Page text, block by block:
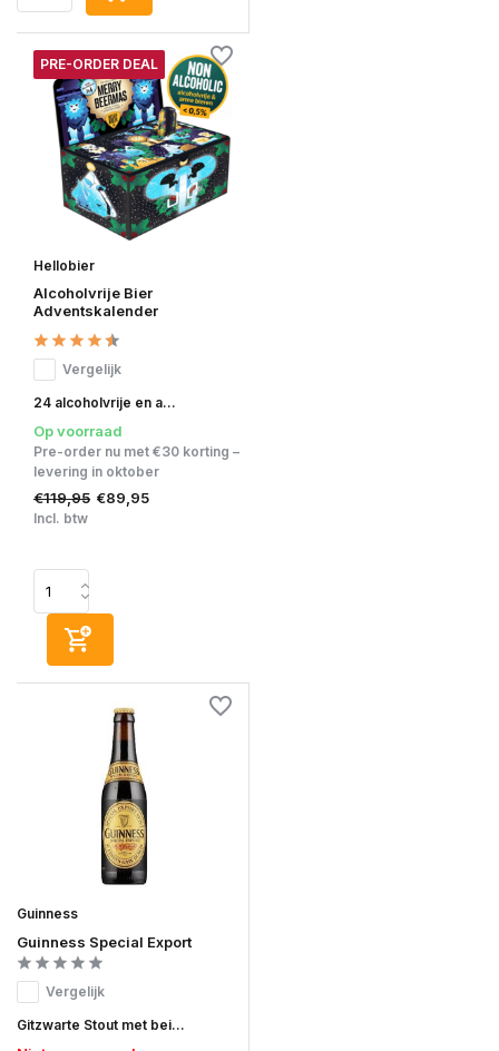
PRE-ORDER DEAL
Hellobier
Alcoholvrije Bier
Adventskalender
Vergelijk
24 alcoholvrije en a...
Op voorraad
Pre-order nu met €30 korting –
levering in oktober
€119,95 €89,95
Incl. btw
Guinness
Guinness Special Export
Vergelijk
Gitzwarte Stout met bei...